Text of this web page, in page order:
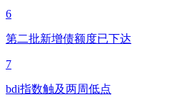
6
第二批新增债额度已下达
7
bdi指数触及两周低点